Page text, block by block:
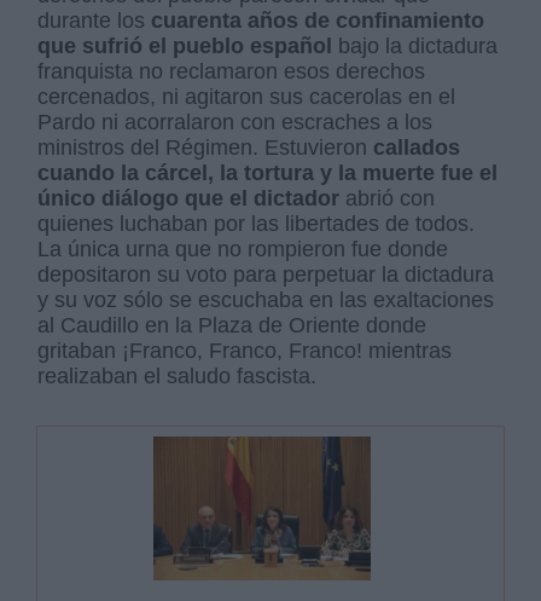
durante los cuarenta años de confinamiento
que sufrió el pueblo español bajo la dictadura
franquista no reclamaron esos derechos
cercenados, ni agitaron sus cacerolas en el
Pardo ni acorralaron con escraches a los
ministros del Régimen. Estuvieron callados
cuando la cárcel, la tortura y la muerte fue el
único diálogo que el dictador abrió con
quienes luchaban por las libertades de todos.
La única urna que no rompieron fue donde
depositaron su voto para perpetuar la dictadura
y su voz sólo se escuchaba en las exaltaciones
al Caudillo en la Plaza de Oriente donde
gritaban ¡Franco, Franco, Franco! mientras
realizaban el saludo fascista.